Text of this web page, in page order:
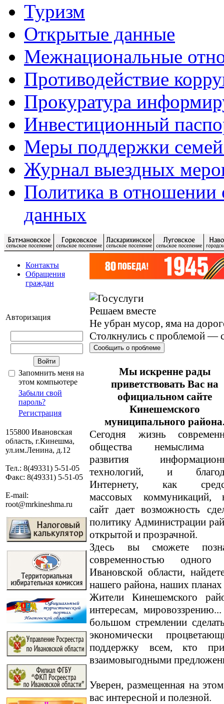
Туризм
Открытые данные
Межнациональные
Противодействие
Прокуратура
Инвестиционный
Меры поддержки
Журнал выездных
Политика в отношении
данных
Контакты
Обращения
граждан
Авторизация
Запомнить меня на
этом компьютере
Забыли свой
пароль?
Регистрация
155800 Ивановская
область, г.Кинешма,
ул.им.Ленина, д.12
Тел.: 8(49331) 5-51-05
Факс: 8(49331) 5-51-05
E-mail:
root@mrkineshma.ru
Решаем вместе
Не убран мусор, яма на
Столкнулись с проблемой —
Сообщить о проблеме
Мы искренне рады
приветствовать Вас на
официальном сайте
Кинешемского
муниципального
Сегодня жизнь
общества немыслима
развития
технологий, и
Интернету, как
массовых коммуникаций,
сайт дает возможность
политику Администрации
открытой и прозрачной.
Здесь вы сможете
современностью
Ивановской области,
нашего района, наших
Жители Кинешемского
интересам,
большом стремлении
экономически
поддержку всем, кто
взаимовыгодными
Уверен, размещенная на
вас интересной и полезной.